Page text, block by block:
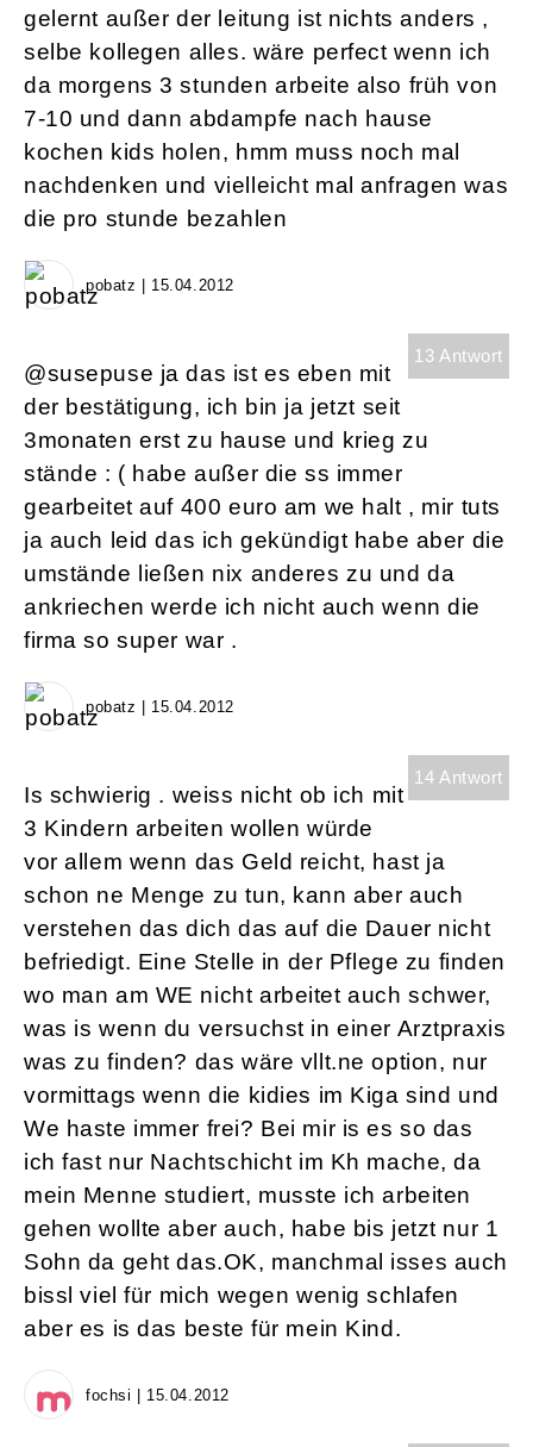
gelernt außer der leitung ist nichts anders ,
selbe kollegen alles. wäre perfect wenn ich
da morgens 3 stunden arbeite also früh von
7-10 und dann abdampfe nach hause
kochen kids holen, hmm muss noch mal
nachdenken und vielleicht mal anfragen was
die pro stunde bezahlen
pobatz | 15.04.2012
13 Antwort
@susepuse ja das ist es eben mit
der bestätigung, ich bin ja jetzt seit
3monaten erst zu hause und krieg zu
stände : ( habe außer die ss immer
gearbeitet auf 400 euro am we halt , mir tuts
ja auch leid das ich gekündigt habe aber die
umstände ließen nix anderes zu und da
ankriechen werde ich nicht auch wenn die
firma so super war .
pobatz | 15.04.2012
14 Antwort
Is schwierig . weiss nicht ob ich mit
3 Kindern arbeiten wollen würde
vor allem wenn das Geld reicht, hast ja
schon ne Menge zu tun, kann aber auch
verstehen das dich das auf die Dauer nicht
befriedigt. Eine Stelle in der Pflege zu finden
wo man am WE nicht arbeitet auch schwer,
was is wenn du versuchst in einer Arztpraxis
was zu finden? das wäre vllt.ne option, nur
vormittags wenn die kidies im Kiga sind und
We haste immer frei? Bei mir is es so das
ich fast nur Nachtschicht im Kh mache, da
mein Menne studiert, musste ich arbeiten
gehen wollte aber auch, habe bis jetzt nur 1
Sohn da geht das.OK, manchmal isses auch
bissl viel für mich wegen wenig schlafen
aber es is das beste für mein Kind.
fochsi | 15.04.2012